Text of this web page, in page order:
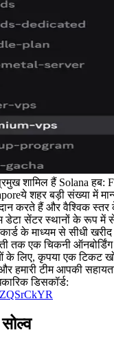
शामिल हैं Solana हब:
शहर बड़ी संख्या में
करते हैं और वैश्विक स्तर
डेटा सेंटर स्थानों के रूप में
के माध्यम से सीधी
तक एक चिकनी
के लिए, कृपया एक टिकट
हमारी टीम आपकी
डिसकॉर्ड: